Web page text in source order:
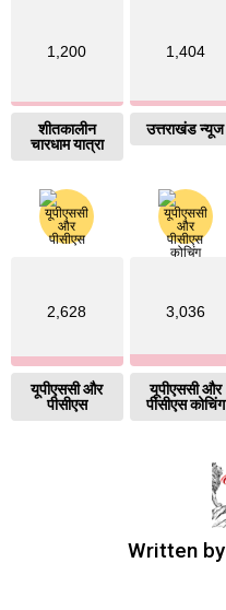
1,200
शीतकालीन
चारधाम यात्रा
1,404
उत्तराखंड न्यूज
2,628
यूपीएससी और
पीसीएस
3,036
यूपीएससी और
पीसीएस कोचिंग
Written by